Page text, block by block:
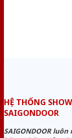
HỆ THỐNG
SAIGONDOOR
SAIGONDOOR